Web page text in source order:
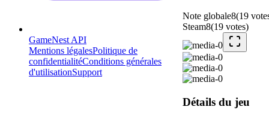
GameNest API
Mentions légalesPolitique de
confidentialitéConditions générales
d'utilisationSupport
Note globale8(19
Steam8(19 votes)
Détails du jeu